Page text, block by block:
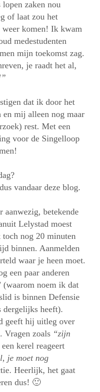
lopen zaken nou
of laat zou het
komen! Ik kwam
medestudenten
mijn toekomst zag.
je raadt het al,
dat ik door het
en mij alleen nog maar
rest. Met een
voor de Singelloop
vandaar deze blog.
aanwezig, betekende
Lelystad moest
toch nog 20 minuten
binnen. Aanmelden
waar je heen moet.
een paar anderen
(waarom noem ik dat
is binnen Defensie
dergelijks heeft).
geeft hij uitleg over
Vragen zoals “zijn
kerel reageert
je moet nog
Heerlijk, het gaat
dus! 🙂